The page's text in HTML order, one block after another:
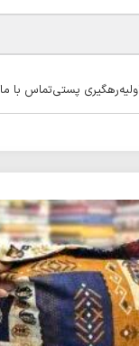
رهگیری پستیتماس با ما